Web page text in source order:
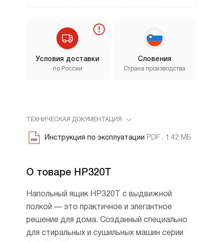
Условия доставки
по России
Словения
Страна производства
ТЕХНИЧЕСКАЯ ДОКУМЕНТАЦИЯ
Инструкция по эксплуатации PDF , 1.42 МБ
О товаре HP320T
Напольный ящик HP320T с выдвижной
полкой — это практичное и элегантное
решение для дома. Созданный специально
для стиральных и сушильных машин серии